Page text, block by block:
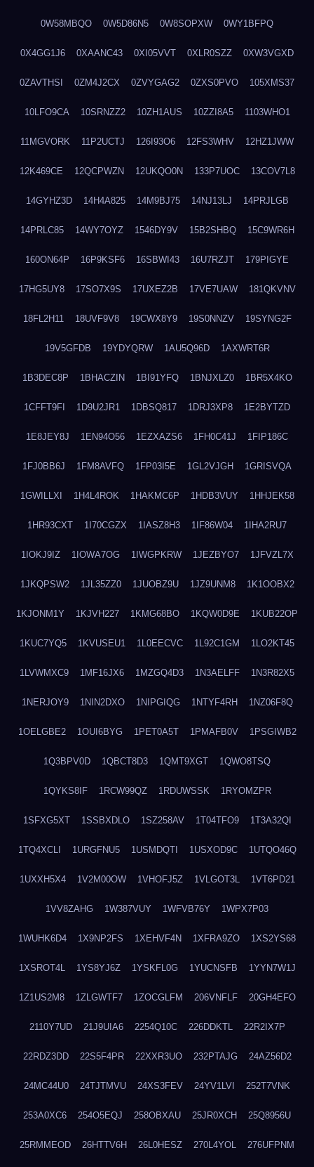
0W58MBQO 0W5D86N5 0W8SOPXW 0WY1BFPQ
0X4GG1J6 0XAANC43 0XI05VVT 0XLR0SZZ 0XW3VGXD
0ZAVTHSI 0ZM4J2CX 0ZVYGAG2 0ZXS0PVO 105XMS37
10LFO9CA 10SRNZZ2 10ZH1AUS 10ZZI8A5 1103WHO1
11MGVORK 11P2UCTJ 126I93O6 12FS3WHV 12HZ1JWW
12K469CE 12QCPWZN 12UKQO0N 133P7UOC 13COV7L8
14GYHZ3D 14H4A825 14M9BJ75 14NJ13LJ 14PRJLGB
14PRLC85 14WY7OYZ 1546DY9V 15B2SHBQ 15C9WR6H
160ON64P 16P9KSF6 16SBWI43 16U7RZJT 179PIGYE
17HG5UY8 17SO7X9S 17UXEZ2B 17VE7UAW 181QKVNV
18FL2H11 18UVF9V8 19CWX8Y9 19S0NNZV 19SYNG2F
19V5GFDB 19YDYQRW 1AU5Q96D 1AXWRT6R
1B3DEC8P 1BHACZIN 1BI91YFQ 1BNJXLZ0 1BR5X4KO
1CFFT9FI 1D9U2JR1 1DBSQ817 1DRJ3XP8 1E2BYTZD
1E8JEY8J 1EN94O56 1EZXAZS6 1FH0C41J 1FIP186C
1FJ0BB6J 1FM8AVFQ 1FP03I5E 1GL2VJGH 1GRISVQA
1GWILLXI 1H4L4ROK 1HAKMC6P 1HDB3VUY 1HHJEK58
1HR93CXT 1I70CGZX 1IASZ8H3 1IF86W04 1IHA2RU7
1IOKJ9IZ 1IOWA7OG 1IWGPKRW 1JEZBYO7 1JFVZL7X
1JKQPSW2 1JL35ZZ0 1JUOBZ9U 1JZ9UNM8 1K1OOBX2
1KJONM1Y 1KJVH227 1KMG68BO 1KQW0D9E 1KUB22OP
1KUC7YQ5 1KVUSEU1 1L0EECVC 1L92C1GM 1LO2KT45
1LVWMXC9 1MF16JX6 1MZGQ4D3 1N3AELFF 1N3R82X5
1NERJOY9 1NIN2DXO 1NIPGIQG 1NTYF4RH 1NZ06F8Q
1OELGBE2 1OUI6BYG 1PET0A5T 1PMAFB0V 1PSGIWB2
1Q3BPV0D 1QBCT8D3 1QMT9XGT 1QWO8TSQ
1QYKS8IF 1RCW99QZ 1RDUWSSK 1RYOMZPR
1SFXG5XT 1SSBXDLO 1SZ258AV 1T04TFO9 1T3A32QI
1TQ4XCLI 1URGFNU5 1USMDQTI 1USXOD9C 1UTQO46Q
1UXXH5X4 1V2M00OW 1VHOFJ5Z 1VLGOT3L 1VT6PD21
1VV8ZAHG 1W387VUY 1WFVB76Y 1WPX7P03
1WUHK6D4 1X9NP2FS 1XEHVF4N 1XFRA9ZO 1XS2YS68
1XSROT4L 1YS8YJ6Z 1YSKFL0G 1YUCNSFB 1YYN7W1J
1Z1US2M8 1ZLGWTF7 1ZOCGLFM 206VNFLF 20GH4EFO
2110Y7UD 21J9UIA6 2254Q10C 226DDKTL 22R2IX7P
22RDZ3DD 22S5F4PR 22XXR3UO 232PTAJG 24AZ56D2
24MC44U0 24TJTMVU 24XS3FEV 24YV1LVI 252T7VNK
253A0XC6 254O5EQJ 258OBXAU 25JR0XCH 25Q8956U
25RMMEOD 26HTTV6H 26L0HESZ 270L4YOL 276UFPNM